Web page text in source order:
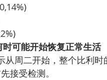
可能开始恢复正常生活
从周二开始，整个比利
接受检测。